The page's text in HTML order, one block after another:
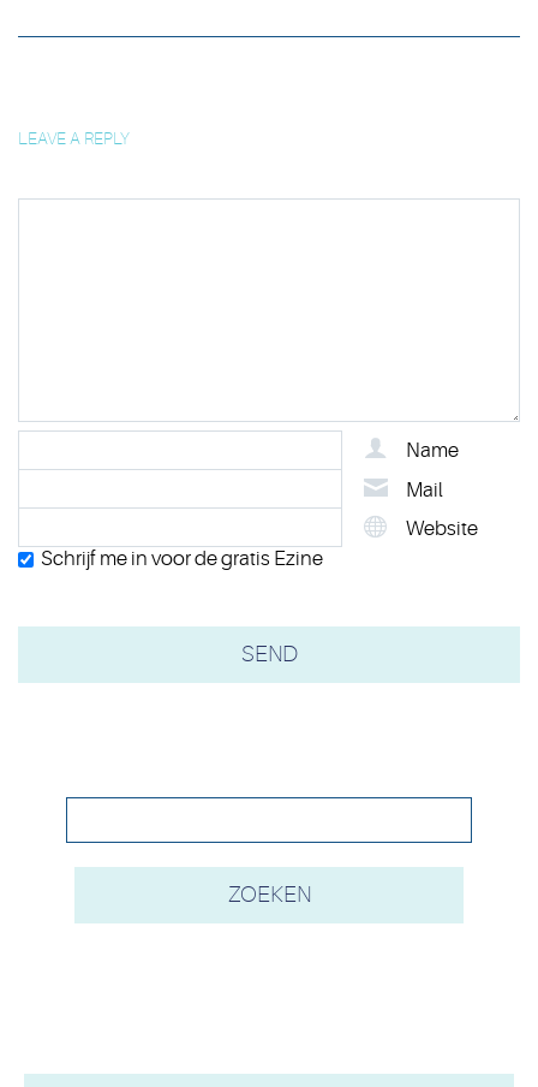
LEAVE A REPLY
Name
Mail
Website
Schrijf me in voor de gratis Ezine